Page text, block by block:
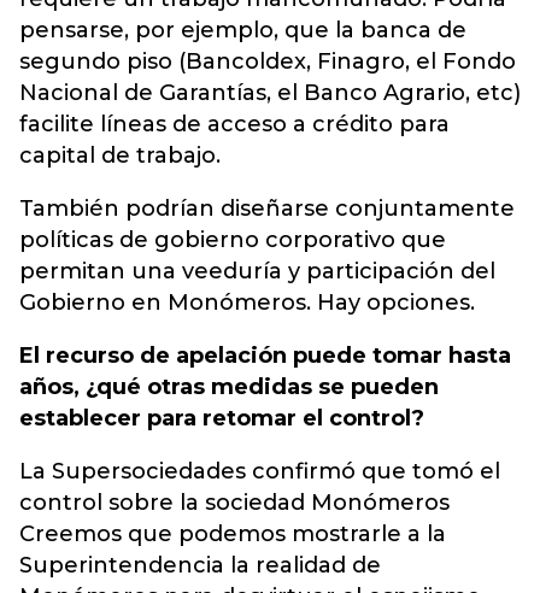
pensarse, por ejemplo, que la banca de
segundo piso (Bancoldex, Finagro, el Fondo
Nacional de Garantías, el Banco Agrario, etc)
facilite líneas de acceso a crédito para
capital de trabajo.
También podrían diseñarse conjuntamente
políticas de gobierno corporativo que
permitan una veeduría y participación del
Gobierno en Monómeros. Hay opciones.
El recurso de apelación puede tomar hasta
años, ¿qué otras medidas se pueden
establecer para retomar el control?
La Supersociedades confirmó que tomó el
control sobre la sociedad Monómeros
Creemos que podemos mostrarle a la
Superintendencia la realidad de